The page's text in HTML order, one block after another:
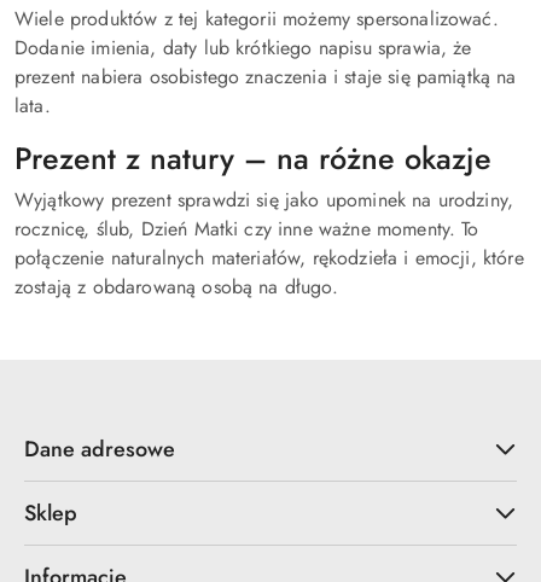
Wiele produktów z tej kategorii możemy spersonalizować.
Dodanie imienia, daty lub krótkiego napisu sprawia, że
prezent nabiera osobistego znaczenia i staje się pamiątką na
lata.
Prezent z natury – na różne okazje
Wyjątkowy prezent sprawdzi się jako upominek na urodziny,
rocznicę, ślub, Dzień Matki czy inne ważne momenty. To
połączenie naturalnych materiałów, rękodzieła i emocji, które
zostają z obdarowaną osobą na długo.
Dane adresowe
Sklep